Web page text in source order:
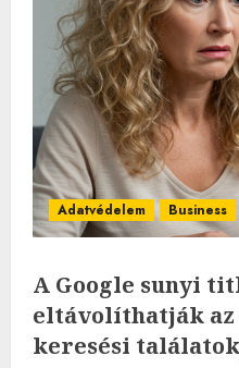
Adatvédelem Business
A Google sunyi
eltávolíthatják az
keresési